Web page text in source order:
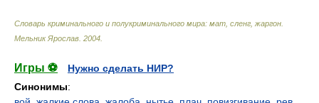
Словарь криминального и полукриминального мира: мат, сленг, жаргон
Мельник Ярослав 2004
Игры ⚽
Нужно сделать НИР?
Синонимы: